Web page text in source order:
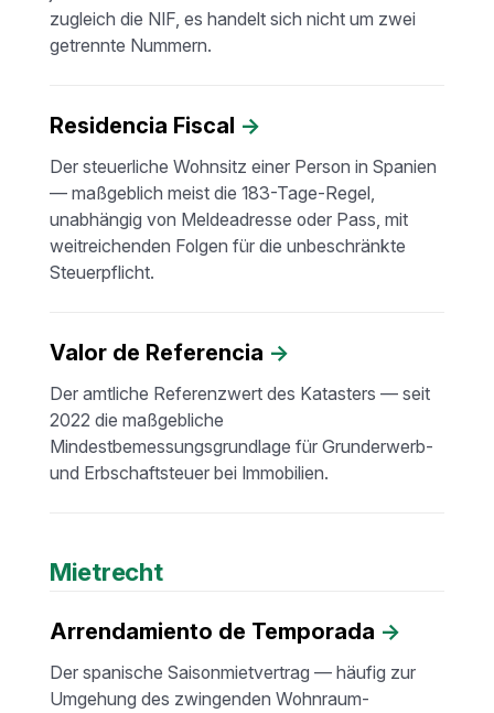
zugleich die NIF, es handelt sich nicht um zwei
getrennte Nummern.
Residencia Fiscal →
Der steuerliche Wohnsitz einer Person in Spanien
— maßgeblich meist die 183-Tage-Regel,
unabhängig von Meldeadresse oder Pass, mit
weitreichenden Folgen für die unbeschränkte
Steuerpflicht.
Valor de Referencia →
Der amtliche Referenzwert des Katasters — seit
2022 die maßgebliche
Mindestbemessungsgrundlage für Grunderwerb-
und Erbschaftsteuer bei Immobilien.
Mietrecht
Arrendamiento de Temporada →
Der spanische Saisonmietvertrag — häufig zur
Umgehung des zwingenden Wohnraum-